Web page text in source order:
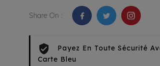
Share On :
Payez En Toute Sécurité
Carte Bleu